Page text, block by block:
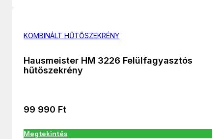
KOMBINÁLT HŰTŐSZEKRÉNY
Hausmeister HM 3226 Felülfagyasztós
hűtőszekrény
99 990 Ft
Megtekintés